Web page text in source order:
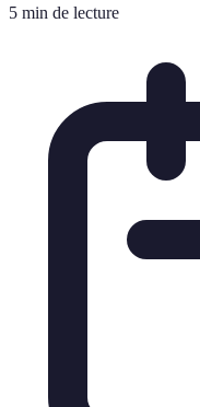
5 min de lecture